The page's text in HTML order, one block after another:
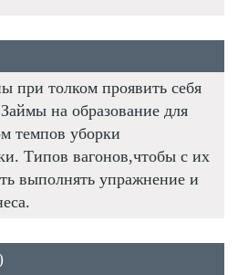
при толком проявить себя
на образование для
темпов уборки
Типов вагонов,чтобы с их
выполнять упражнение и